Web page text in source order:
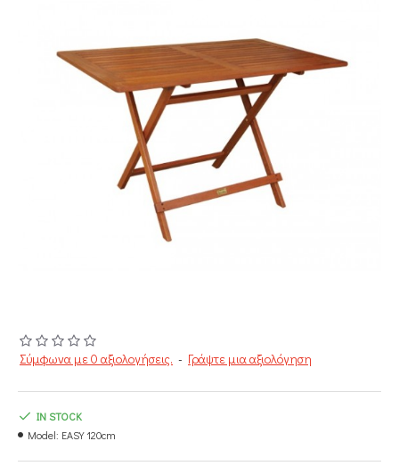
Σύμφωνα με 0 αξιολογήσεις. - Γράψτε μια αξιολόγηση
IN STOCK
Model: EASY 120cm